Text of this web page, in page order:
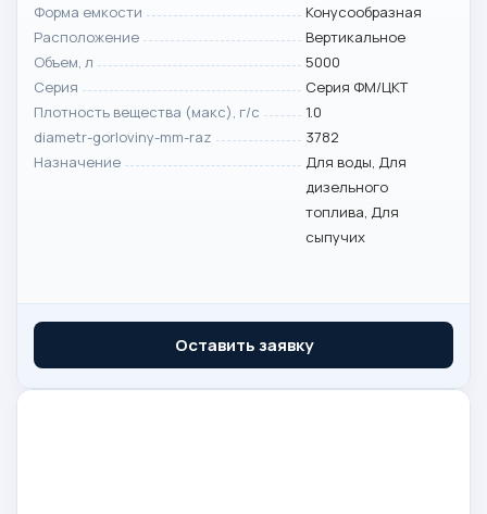
Форма емкости
Конусообразная
Расположение
Вертикальное
Объем, л
5000
Серия
Серия ФМ/ЦКТ
Плотность вещества (макс), г/с
1.0
diametr-gorloviny-mm-raz
3782
Назначение
Для воды, Для
дизельного
топлива, Для
сыпучих
Оставить заявку